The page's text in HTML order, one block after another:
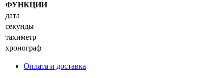
ФУНКЦИИ
дата
секунды
тахиметр
хронограф
Оплата и доставка